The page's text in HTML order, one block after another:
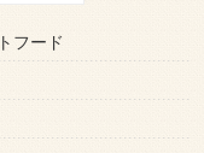
フード